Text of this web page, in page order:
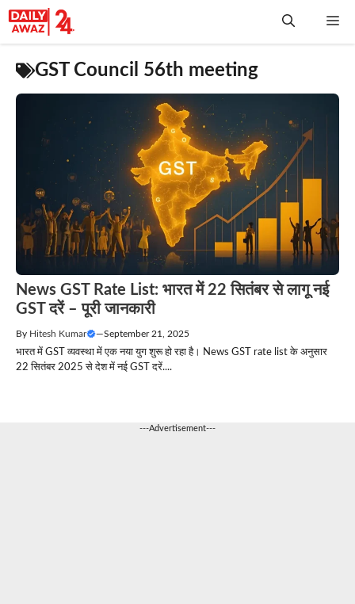
Skip
to
GST Council 56th meeting
News GST Rate List: भारत में 22 सितंबर से लागू नई
GST दरें – पूरी जानकारी
By Hitesh Kumar —September 21, 2025
भारत में GST व्यवस्था में एक नया युग शुरू हो रहा है। News GST rate list के अनुसार
22 सितंबर 2025 से देश में नई GST दरें....
---Advertisement---